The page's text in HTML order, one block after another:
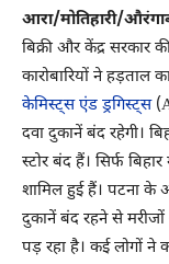
आरा/मोतिहारी/
बिक्री और केंद्र सरकार
कारोबारियों ने हड़ताल
केमिस्ट्स एंड ड्रगिस्ट्स
दवा दुकानें बंद रहेगी।
स्टोर बंद हैं। सिर्फ
शामिल हुई हैं। पटना
दुकानें बंद रहने से
पड़ रहा है। कई लोगों ने